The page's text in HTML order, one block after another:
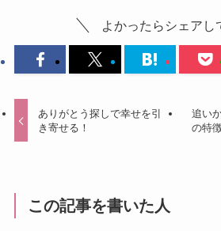
よかったらシェアし
ありがとう探しで幸せを引
き寄せる！
追い
の特
この記事を書いた人